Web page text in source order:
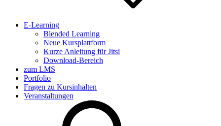
E-Learning
Blended Learning
Neue Kursplattform
Kurze Anleitung für Jitsi
Download-Bereich
zum LMS
Portfolio
Fragen zu Kursinhalten
Veranstaltungen